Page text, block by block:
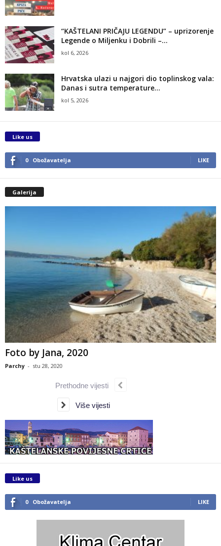
“KAŠTELANI PRIČAJU LEGENDU” – uprizorenje
Legende o Miljenku i Dobrili –...
kol 6, 2026
Hrvatska ulazi u najgori dio toplinskog vala:
Danas i sutra temperature...
kol 5, 2026
Like us
0 Obožavatelja LIKE
Galerija
Foto by Jana, 2020
Parchy - stu 28, 2020
Prethodne vijesti
Više vijesti
Like us
0 Obožavatelja LIKE